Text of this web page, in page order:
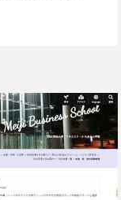
ジネスでいか
のある場になり
。